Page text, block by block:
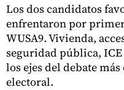
Los dos candidatos
enfrentaron por
WUSA9. Vivienda,
seguridad pública,
los ejes del debate
electoral.